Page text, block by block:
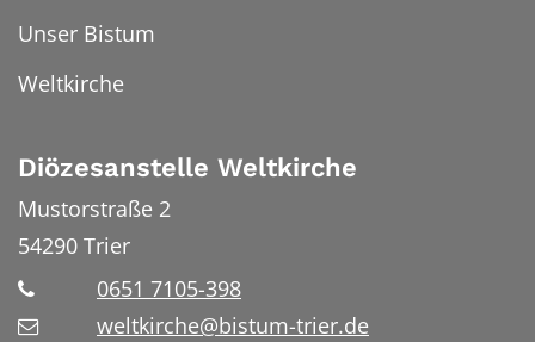
Unser Bistum
Weltkirche
Diözesanstelle Weltkirche
Mustorstraße 2
54290 Trier
0651 7105-398
weltkirche@bistum-trier.de